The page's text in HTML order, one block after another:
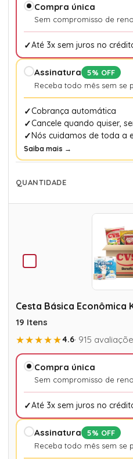
Compra única
Sem compromisso de
Até 3x sem juros no
Assinatura
5% OFF
Receba todo mês sem se
Cobrança automática
Cancele quando quiser,
Nós cuidamos de toda a
Saiba mais →
Cesta Básica Econômica
19 Itens
★★★★★4.6· 915
Compra única
Sem compromisso de
Até 3x sem juros no
Assinatura
5% OFF
Receba todo mês sem se